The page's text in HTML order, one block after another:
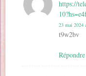
https://
23 mai 2024
t9w2bv
Répondre